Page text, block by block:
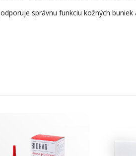
správnu funkciu kožných buniek